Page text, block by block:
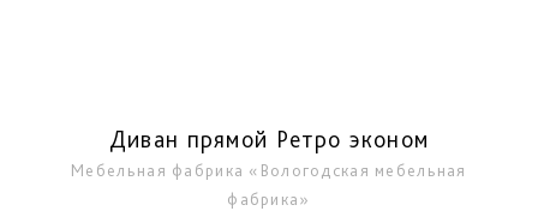
Диван прямой Ретро эконом
Мебельная фабрика «Вологодская мебельная
фабрика»